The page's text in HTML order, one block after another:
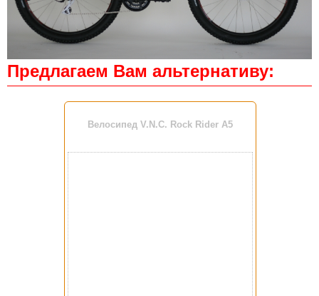
Предлагаем Вам альтернативу:
Велосипед V.N.C. Rock Rider A5